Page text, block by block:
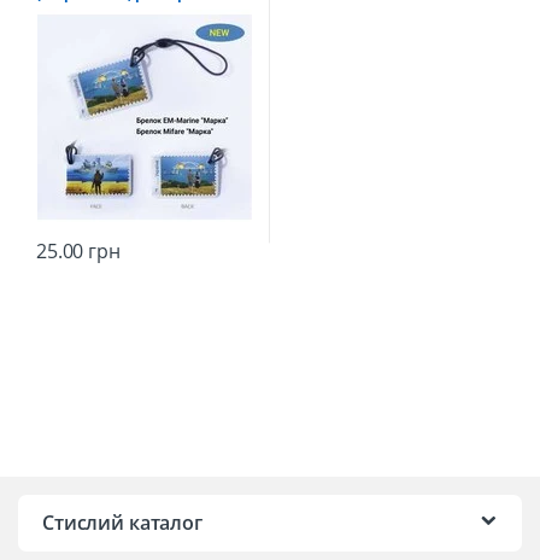
25.00 грн
Стислий каталог